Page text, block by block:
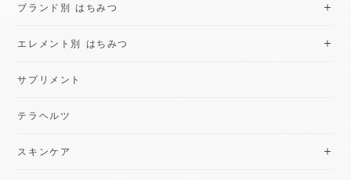
ブランド別 はちみつ
エレメント別 はちみつ
サプリメント
テラヘルツ
スキンケア